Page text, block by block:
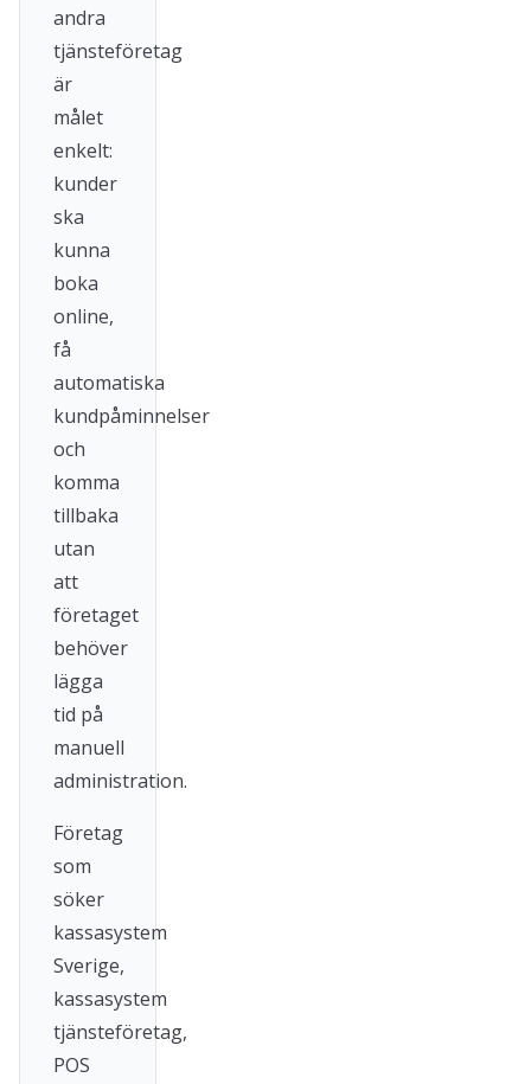
andra
tjänsteföretag
är
målet
enkelt:
kunder
ska
kunna
boka
online,
få
automatiska
kundpåminnelser
och
komma
tillbaka
utan
att
företaget
behöver
lägga
tid på
manuell
administration.
Företag
som
söker
kassasystem
Sverige,
kassasystem
tjänsteföretag,
POS